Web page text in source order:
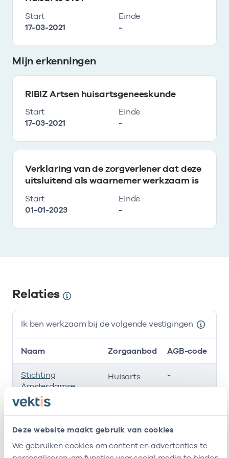
Deze website maakt gebruik van cookies
We gebruiken cookies om content en advertenties te
Start
17-03-2021
Einde
-
Mijn erkenningen
RIBIZ Artsen huisartsgeneeskunde
Start
17-03-2021
Einde
-
Verklaring van de zorgverlener dat deze
uitsluitend als waarnemer werkzaam is
Start
01-01-2023
Einde
-
Relaties
Ik ben werkzaam bij de volgende vestigingen
Naam Zorgaanbod AGB-code
Stichting
Amsterdamse
Gezondheidscentra
Huisarts -
Huisartsen
Amsterdam Groot-
Zuid